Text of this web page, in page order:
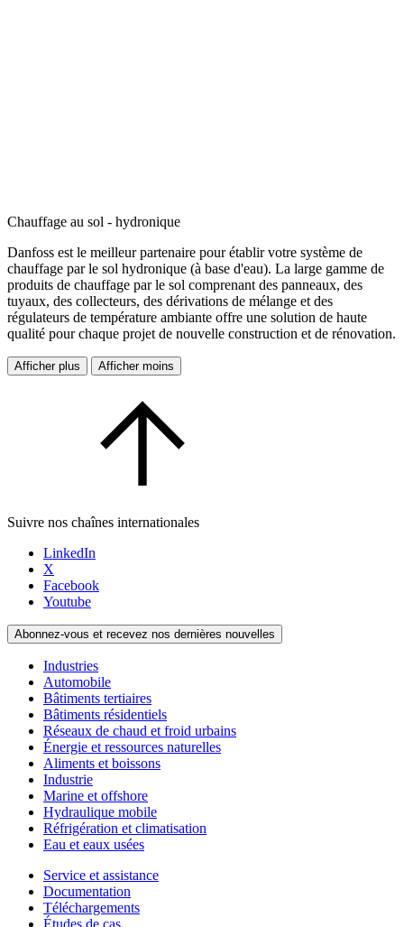
Chauffage au sol - hydronique
Danfoss est le meilleur partenaire pour établir votre système de
chauffage par le sol hydronique (à base d'eau). La large gamme de
produits de chauffage par le sol comprenant des panneaux, des
tuyaux, des collecteurs, des dérivations de mélange et des
régulateurs de température ambiante offre une solution de haute
qualité pour chaque projet de nouvelle construction et de rénovation.
Afficher plus Afficher moins
Suivre nos chaînes internationales
LinkedIn
X
Facebook
Youtube
Abonnez-vous et recevez nos dernières nouvelles
Industries
Automobile
Bâtiments tertiaires
Bâtiments résidentiels
Réseaux de chaud et froid urbains
Énergie et ressources naturelles
Aliments et boissons
Industrie
Marine et offshore
Hydraulique mobile
Réfrigération et climatisation
Eau et eaux usées
Service et assistance
Documentation
Téléchargements